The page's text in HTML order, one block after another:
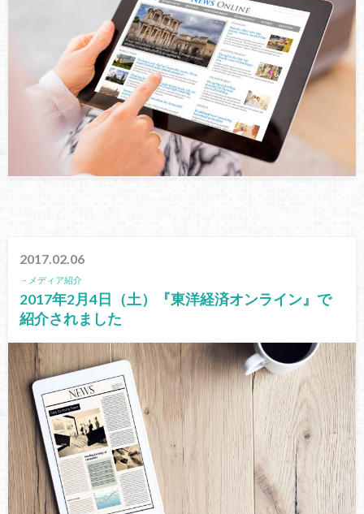
2017.02.06
－メディア紹介
2017年2月4日（土）『東洋経済オンライン』で
紹介されました